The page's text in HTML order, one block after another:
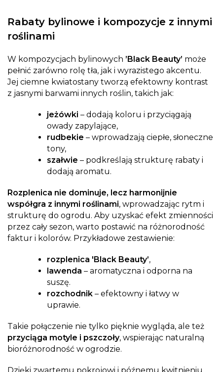
Rabaty bylinowe i kompozycje z innymi
roślinami
W kompozycjach bylinowych ’Black Beauty’ może
pełnić zarówno rolę tła, jak i wyrazistego akcentu.
Jej ciemne kwiatostany tworzą efektowny kontrast
z jasnymi barwami innych roślin, takich jak:
jeżówki – dodają koloru i przyciągają
owady zapylające,
rudbekie – wprowadzają ciepłe, słoneczne
tony,
szałwie – podkreślają strukturę rabaty i
dodają aromatu.
Rozplenica nie dominuje, lecz harmonijnie
współgra z innymi roślinami, wprowadzając rytm i
strukturę do ogrodu. Aby uzyskać efekt zmienności
przez cały sezon, warto postawić na różnorodność
faktur i kolorów. Przykładowe zestawienie:
rozplenica 'Black Beauty’,
lawenda – aromatyczna i odporna na
suszę.
rozchodnik – efektowny i łatwy w
uprawie.
Takie połączenie nie tylko pięknie wygląda, ale też
przyciąga motyle i pszczoły, wspierając naturalną
bioróżnorodność w ogrodzie.